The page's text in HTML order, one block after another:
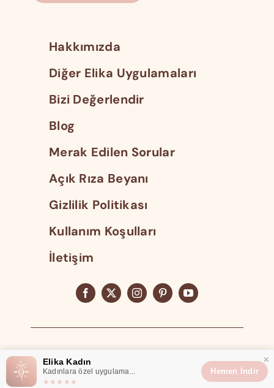
Hakkımızda
Diğer Elika Uygulamaları
Bizi Değerlendir
Blog
Merak Edilen Sorular
Açık Rıza Beyanı
Gizlilik Politikası
Kullanım Koşulları
İletişim
Tüm Hakları Saklıdır 2023
Elika® Elika Teknoloji Tescilli Markasıdır.
×
Elika Kadın
Kadınlara özel uygulama...
★★★★★
Hemen İndir